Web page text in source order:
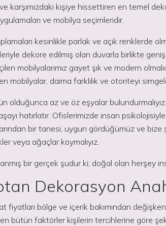
karşımızdaki kişiye hissettiren en temel
ve mobilya seçimleridir.
kesinlikle parlak ve açık renklerde
dekore edilmiş olan duvarla birlikte
mobilyalarımız gayet şık ve modern
mobilyalar, daima farklılık ve otoriteyi
olduğunca az ve öz eşyalar
hatırlatır. Ofislerimizde insan
bir tanesi, uygun gördüğümüz ve bize
veya ağaçlar koymalıyız.
bir gerçek şudur ki; doğal olan herşey
Dekorasyon
fiyatları bölge ve içerik bakımından
bütün faktörler kişilerin tercihlerine göre